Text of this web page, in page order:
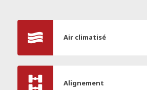
Air climatisé
Alignement